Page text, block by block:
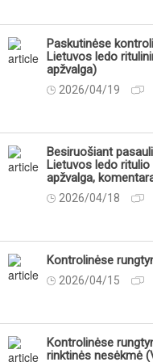
Paskutinėse
Lietuvos ledo
apžvalga)
2026/04/19
Besiruošiant
Lietuvos ledo ritulio
apžvalga,
2026/04/18
Kontrolinėse
2026/04/15
Kontrolinėse
rinktinės nesėkmė